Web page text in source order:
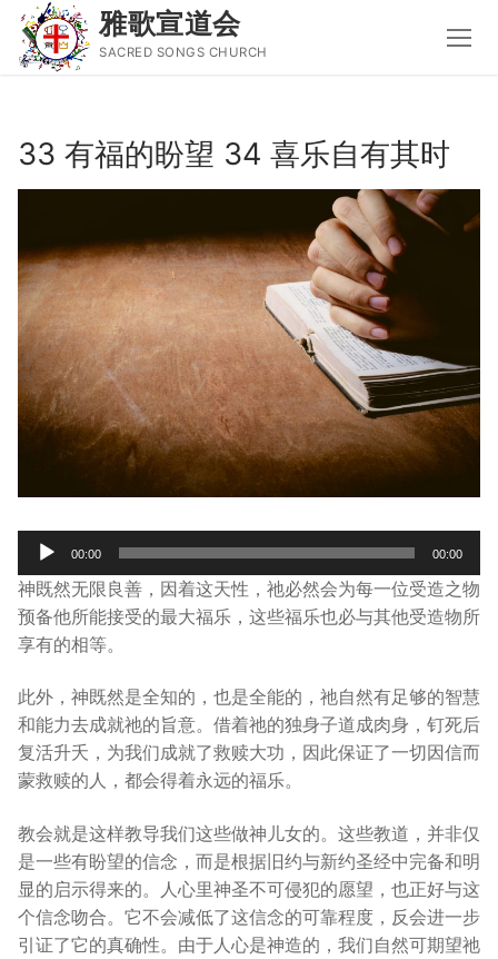
content
雅歌宣道会
SACRED SONGS CHURCH
Search
主页
主日讲道
圣经导读新唱
属灵书籍
宣教事工
神学研究
关于我们
33 有福的盼望 34 喜乐自有其时
Audio
Player
00:00 00:00
神既然无限良善，因着这天性，祂必然会为每一位受造之物
预备他所能接受的最大福乐，这些福乐也必与其他受造物所
享有的相等。
此外，神既然是全知的，也是全能的，祂自然有足够的智慧
和能力去成就祂的旨意。借着祂的独身子道成肉身，钉死后
复活升夭，为我们成就了救赎大功，因此保证了一切因信而
蒙救赎的人，都会得着永远的福乐。
教会就是这样教导我们这些做神儿女的。这些教道，并非仅
是一些有盼望的信念，而是根据旧约与新约圣经中完备和明
显的启示得来的。人心里神圣不可侵犯的愿望，也正好与这
个信念吻合。它不会减低了这信念的可靠程度，反会进一步
引证了它的真确性。由于人心是神造的，我们自然可期望祂